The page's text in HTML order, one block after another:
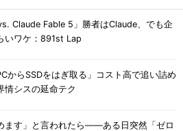
Claude Fable 5」勝者はClaude、でも企
いワケ：891st Lap
からSSDをはぎ取る」コスト高で追い詰め
情シスの延命テク
ます」と言われたら――ある日突然「ゼロ